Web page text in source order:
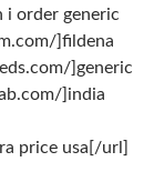
order generic
]fildena
]generic
]india
price usa[/url]